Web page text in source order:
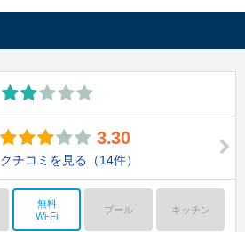
3.30
クチコミを見る （14件）
無料
Wi-Fi
プール キッチン